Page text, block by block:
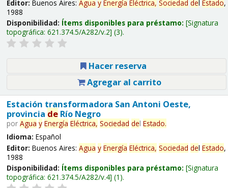
Editor: Buenos Aires: Agua y Energía Eléctrica, Sociedad del Estado,
1988
Disponibilidad: Ítems disponibles para préstamo: Signatura
topográfica: 621.374.5/A282/v.2 (3).
Hacer reserva
Agregar al carrito
Estación transformadora San Antoni Oeste,
provincia deRío Negro
por Agua y Energía Eléctrica, Sociedad del Estado.
Idioma: Español
Editor: Buenos Aires: Agua y Energía Eléctrica, Sociedad del Estado,
1988
Disponibilidad: Ítems disponibles para préstamo: Signatura
topográfica: 621.374.5/A282/v.4 (1).